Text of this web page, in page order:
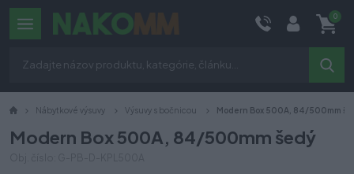
0
Nábytkové výsuvy Výsuvy s bočnicou Modern Box 500A, 84/500mm
Modern Box 500A, 84/500mm šedý